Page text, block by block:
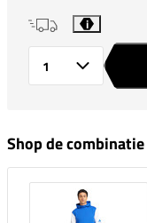
i
Shop de combinatie